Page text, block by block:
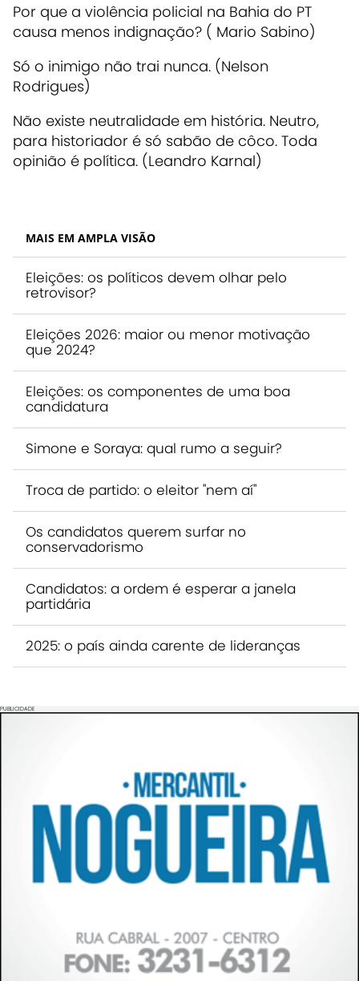
Por que a violência policial na Bahia do PT
causa menos indignação? ( Mario Sabino)
Só o inimigo não trai nunca. (Nelson
Rodrigues)
Não existe neutralidade em história. Neutro,
para historiador é só sabão de côco. Toda
opinião é política. (Leandro Karnal)
MAIS EM AMPLA VISÃO
Eleições: os políticos devem olhar pelo
retrovisor?
Eleições 2026: maior ou menor motivação
que 2024?
Eleições: os componentes de uma boa
candidatura
Simone e Soraya: qual rumo a seguir?
Troca de partido: o eleitor "nem aí"
Os candidatos querem surfar no
conservadorismo
Candidatos: a ordem é esperar a janela
partidária
2025: o país ainda carente de lideranças
PUBLICIDADE